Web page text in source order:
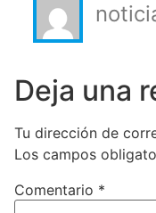
Deja una
Tu dirección de
Los campos
Comentario *